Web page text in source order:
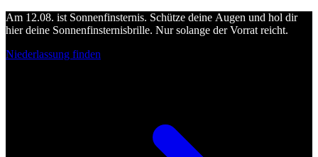
Am 12.08. ist Sonnenfinsternis. Schütze deine Augen und hol dir
hier deine Sonnenfinsternisbrille. Nur solange der Vorrat reicht.
Niederlassung finden